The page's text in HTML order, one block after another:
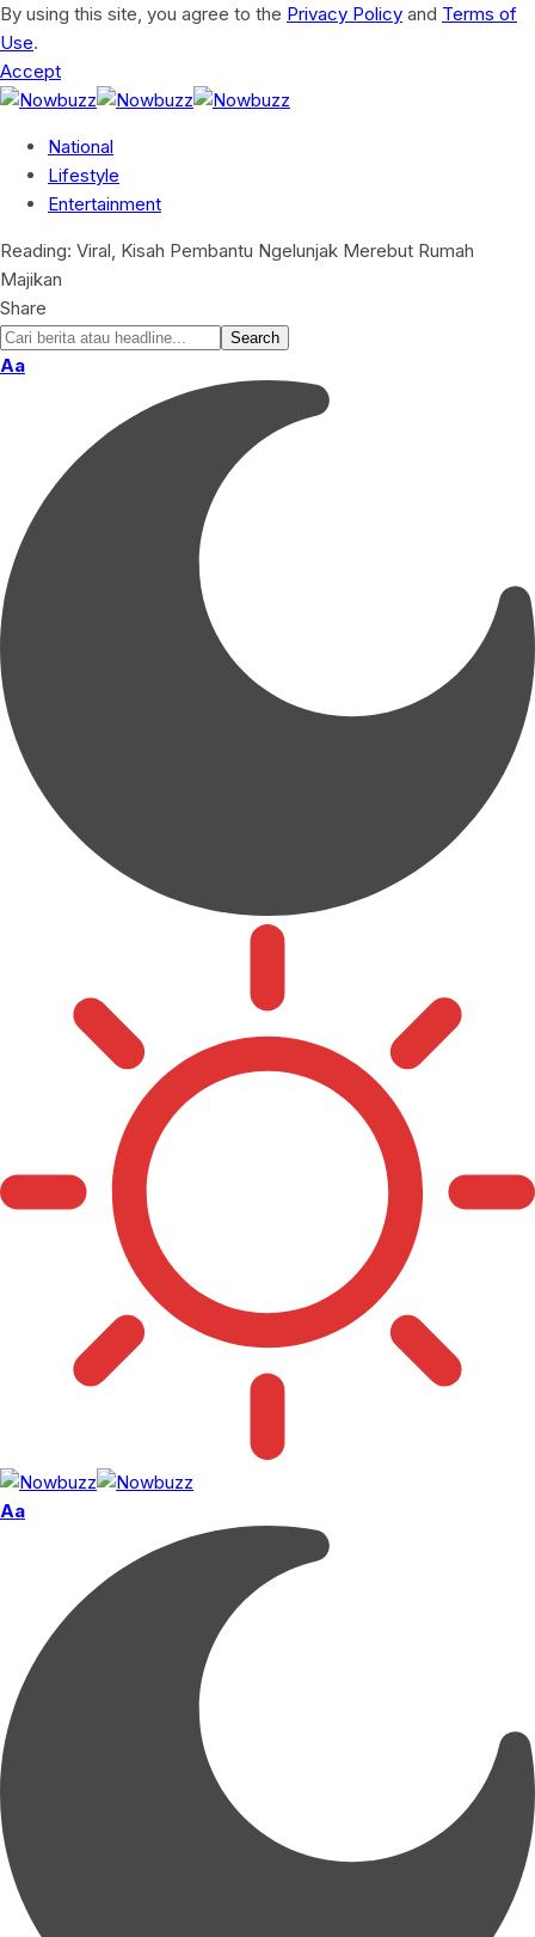
By using this site, you agree to the Privacy Policy and Terms of
Use.
Accept
National
Lifestyle
Entertainment
Reading: Viral, Kisah Pembantu Ngelunjak Merebut Rumah
Majikan
Share
Font
Aa
Font
Aa